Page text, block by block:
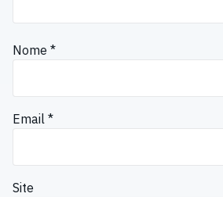
Nome *
Email *
Site